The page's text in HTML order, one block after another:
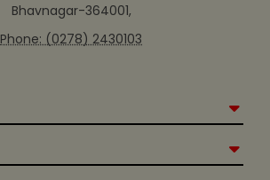
Bhavnagar-364001,
Phone: (0278) 2430103